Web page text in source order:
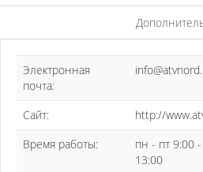
Электронная
почта:
Сайт:
http://
Время работы:
пн - пт 9:00
13:00